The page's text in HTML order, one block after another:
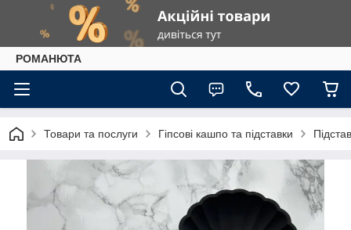
РОМАНЮТА
Товари та послуги Гіпсові кашпо та підставки